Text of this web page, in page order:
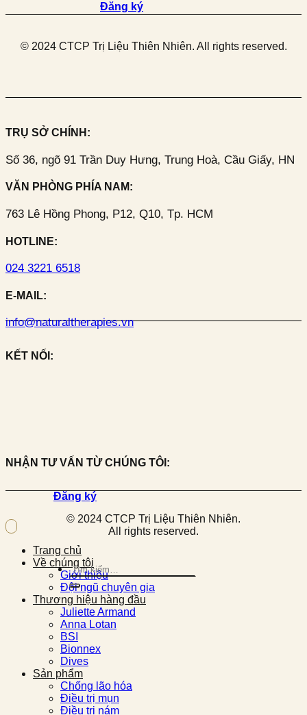
Đăng ký
© 2024 CTCP Trị Liệu Thiên Nhiên. All rights reserved.
TRỤ SỞ CHÍNH:
Số 36, ngõ 91 Trần Duy Hưng, Trung Hoà, Cầu Giấy, HN
VĂN PHÒNG PHÍA NAM:
763 Lê Hồng Phong, P12, Q10, Tp. HCM
HOTLINE:
024 3221 6518
E-MAIL:
info@naturaltherapies.vn
KẾT NỐI:
NHẬN TƯ VẤN TỪ CHÚNG TÔI:
Đăng ký
© 2024 CTCP Trị Liệu Thiên Nhiên.
All rights reserved.
Tìm
kiếm:
Trang chủ
Về chúng tôi
Giới thiệu
Đội ngũ chuyên gia
Thương hiệu hàng đầu
Juliette Armand
Anna Lotan
BSI
Bionnex
Dives
Sản phẩm
Chống lão hóa
Điều trị mụn
Điều trị nám